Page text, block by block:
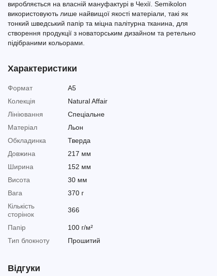
виробляється на власній мануфактурі в Чехії. Semikolon
використовують лише найвищої якості матеріали, такі як
тонкий шведський папір та міцна палітурна тканина, для
створення продукції з новаторським дизайном та ретельно
підібраними кольорами.
Характеристики
Формат
A5
Колекція
Natural Affair
Лініювання
Спеціальне
Матеріал
Льон
Обкладинка
Тверда
Довжина
217 мм
Ширина
152 мм
Висота
30 мм
Вага
370 г
Кількість
сторінок
366
Папір
100 г/м²
Тип блокноту
Прошитий
Відгуки